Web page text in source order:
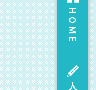
HOME